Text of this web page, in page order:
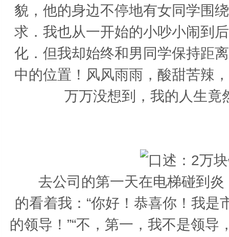
貌，他的身边不停地有女同学围
求．我也从一开始的小吵小闹到
化．但我却始终和男同学保持距
中的位置！风风雨雨，酸甜苦辣
万万没想到，我的人生竟
去公司的第一天在电梯碰到炎
的看着我：“你好！恭喜你！我是
的领导！”“不，第一，我不是领